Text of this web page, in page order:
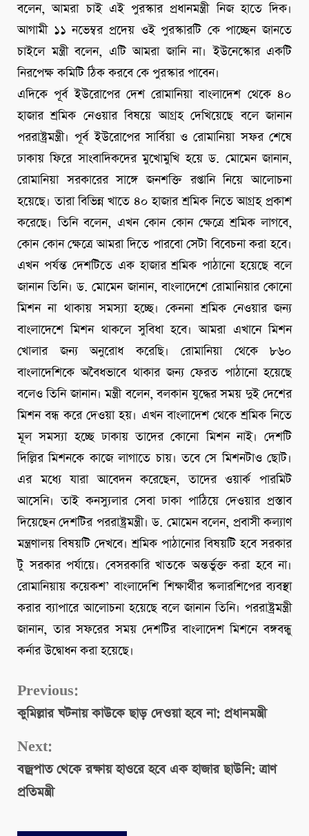
বলেন, আমরা চাই এই পুরস্কার প্রধানমন্ত্রী নিজ হাতে দিক।
আগামী ১১ নভেম্বর প্রদেয় ওই পুরস্কারটি কে পাচ্ছেন জানতে
চাইলে মন্ত্রী বলেন, এটি আমরা জানি না। ইউনেস্কোর একটি
নিরপেক্ষ কমিটি ঠিক করবে কে পুরস্কার পাবেন।
এদিকে পূর্ব ইউরোপের দেশ রোমানিয়া বাংলাদেশ থেকে ৪০
হাজার শ্রমিক নেওয়ার বিষয়ে আগ্রহ দেখিয়েছে বলে জানান
পররাষ্ট্রমন্ত্রী। পূর্ব ইউরোপের সার্বিয়া ও রোমানিয়া সফর শেষে
ঢাকায় ফিরে সাংবাদিকদের মুখোমুখি হয়ে ড. মোমেন জানান,
রোমানিয়া সরকারের সাঙ্গে জনশক্তি রপ্তানি নিয়ে আলোচনা
হয়েছে। তারা বিভিন্ন খাতে ৪০ হাজার শ্রমিক নিতে আগ্রহ প্রকাশ
করেছে। তিনি বলেন, এখন কোন কোন ক্ষেত্রে শ্রমিক লাগবে,
কোন কোন ক্ষেত্রে আমরা দিতে পারবো সেটা বিবেচনা করা হবে।
এখন পর্যন্ত দেশটিতে এক হাজার শ্রমিক পাঠানো হয়েছে বলে
জানান তিনি। ড. মোমেন জানান, বাংলাদেশে রোমানিয়ার কোনো
মিশন না থাকায় সমস্যা হচ্ছে। কেননা শ্রমিক নেওয়ার জন্য
বাংলাদেশে মিশন থাকলে সুবিধা হবে। আমরা এখানে মিশন
খোলার জন্য অনুরোধ করেছি। রোমানিয়া থেকে ৮৬০
বাংলাদেশিকে অবৈধভাবে থাকার জন্য ফেরত পাঠানো হয়েছে
বলেও তিনি জানান। মন্ত্রী বলেন, বলকান যুদ্ধের সময় দুই দেশের
মিশন বন্ধ করে দেওয়া হয়। এখন বাংলাদেশ থেকে শ্রমিক নিতে
মূল সমস্যা হচ্ছে ঢাকায় তাদের কোনো মিশন নাই। দেশটি
দিল্লির মিশনকে কাজে লাগাতে চায়। তবে সে মিশনটাও ছোট।
এর মধ্যে যারা আবেদন করেছেন, তাদের ওয়ার্ক পারমিট
আসেনি। তাই কনস্যুলার সেবা ঢাকা পাঠিয়ে দেওয়ার প্রস্তাব
দিয়েছেন দেশটির পররাষ্ট্রমন্ত্রী। ড. মোমেন বলেন, প্রবাসী কল্যাণ
মন্ত্রণালয় বিষয়টি দেখবে। শ্রমিক পাঠানোর বিষয়টি হবে সরকার
টু সরকার পর্যায়ে। বেসরকারি খাতকে অন্তর্ভুক্ত করা হবে না।
রোমানিয়ায় কয়েকশ’ বাংলাদেশি শিক্ষার্থীর স্কলারশিপের ব্যবস্থা
করার ব্যাপারে আলোচনা হয়েছে বলে জানান তিনি। পররাষ্ট্রমন্ত্রী
জানান, তার সফরের সময় দেশটির বাংলাদেশ মিশনে বঙ্গবন্ধু
কর্নার উদ্বোধন করা হয়েছে।
Continue
Reading
Previous:
কুমিল্লার ঘটনায় কাউকে ছাড় দেওয়া হবে না: প্রধানমন্ত্রী
Next:
বজ্রপাত থেকে রক্ষায় হাওরে হবে এক হাজার ছাউনি: ত্রাণ
প্রতিমন্ত্রী